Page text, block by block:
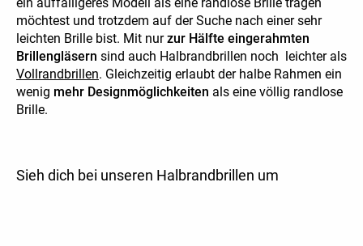
möchtest und trotzdem auf der Suche nach einer sehr
leichten Brille bist. Mit nurzur Hälfte eingerahmten
Brillengläsern sind auch Halbrandbrillen noch leichter als
Vollrandbrillen. Gleichzeitig erlaubt der halbe Rahmen ein
wenig mehr Designmöglichkeiten als eine völlig randlose
Brille.
Sieh dich bei unseren Halbrandbrillen um